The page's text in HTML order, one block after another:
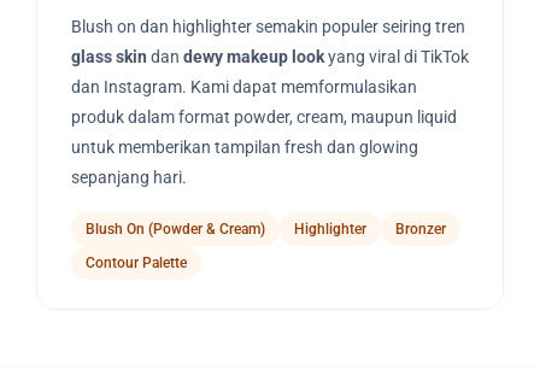
Blush on dan highlighter semakin populer seiring tren
glass skin dan dewy makeup lookyang viral di TikTok
dan Instagram. Kami dapat memformulasikan
produk dalam format powder, cream, maupun liquid
untuk memberikan tampilan fresh dan glowing
sepanjang hari.
Blush On (Powder & Cream) Highlighter
Bronzer
Contour Palette